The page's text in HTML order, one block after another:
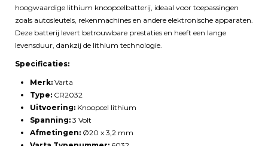
hoogwaardige lithium knoopcelbatterij, ideaal voor toepassingen
zoals autosleutels, rekenmachines en andere elektronische apparaten.
Deze batterij levert betrouwbare prestaties en heeft een lange
levensduur, dankzij de lithium technologie.
Specificaties:
Merk: Varta
Type: CR2032
Uitvoering: Knoopcel lithium
Spanning: 3 Volt
Afmetingen: Ø20 x 3,2 mm